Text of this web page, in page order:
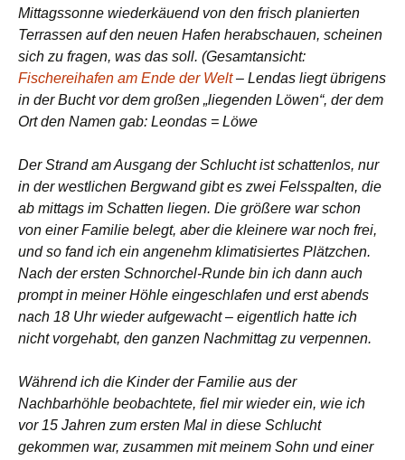
Mittagssonne wiederkäuend von den frisch planierten
Terrassen auf den neuen Hafen herabschauen, scheinen
sich zu fragen, was das soll. (Gesamtansicht:
Fischereihafen am Ende der Welt– Lendas liegt übrigens
in der Bucht vor dem großen „liegenden Löwen“, der dem
Ort den Namen gab: Leondas = Löwe
Der Strand am Ausgang der Schlucht ist schattenlos, nur
in der westlichen Bergwand gibt es zwei Felsspalten, die
ab mittags im Schatten liegen. Die größere war schon
von einer Familie belegt, aber die kleinere war noch frei,
und so fand ich ein angenehm klimatisiertes Plätzchen.
Nach der ersten Schnorchel-Runde bin ich dann auch
prompt in meiner Höhle eingeschlafen und erst abends
nach 18 Uhr wieder aufgewacht – eigentlich hatte ich
nicht vorgehabt, den ganzen Nachmittag zu verpennen.
Während ich die Kinder der Familie aus der
Nachbarhöhle beobachtete, fiel mir wieder ein, wie ich
vor 15 Jahren zum ersten Mal in diese Schlucht
gekommen war, zusammen mit meinem Sohn und einer